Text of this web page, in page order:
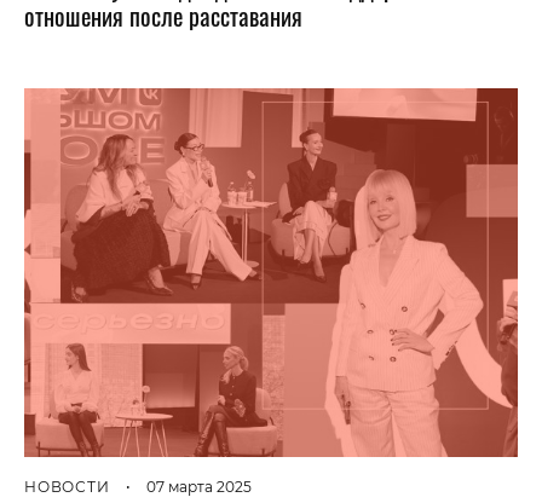
отношения после расставания
НОВОСТИ • 07 марта 2025